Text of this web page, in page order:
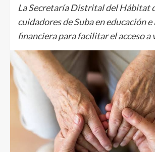
La Secretaría Distrital del Hábitat
cuidadores de Suba en educación
financiera para facilitar el acceso a